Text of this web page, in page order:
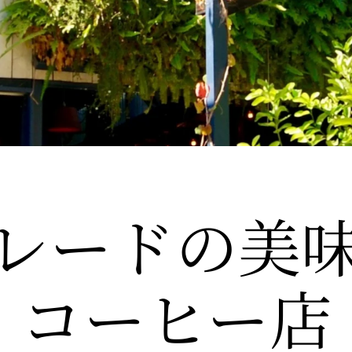
ードの美
コーヒー店